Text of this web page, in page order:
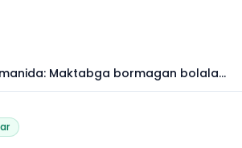
Maktabga bormagan bolalar